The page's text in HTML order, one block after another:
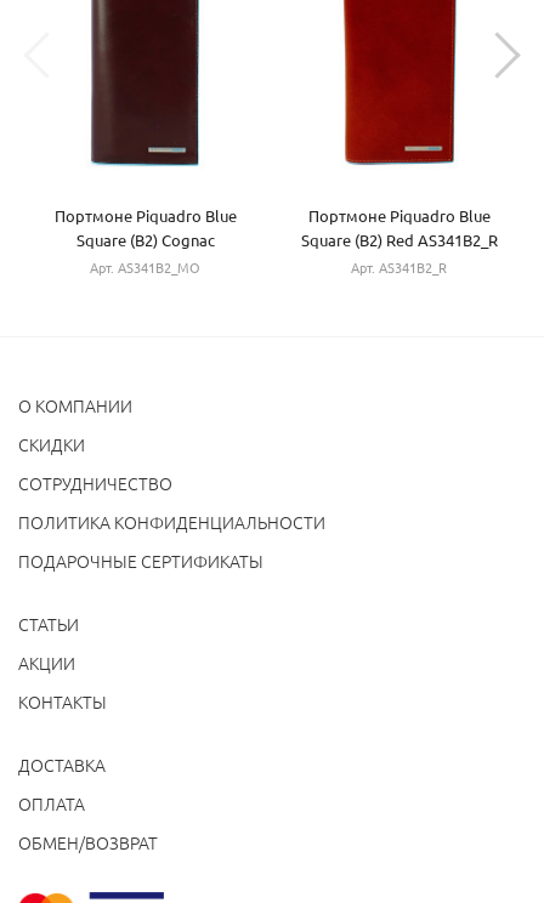
Портмоне Piquadro Blue
Square (B2) Cognac
AS341B2_MO
Арт. AS341B2_MO
Портмоне Piquadro Blue
Square (B2) Red AS341B2_R
Арт. AS341B2_R
О КОМПАНИИ
CКИДКИ
СОТРУДНИЧЕСТВО
ПОЛИТИКА КОНФИДЕНЦИАЛЬНОСТИ
ПОДАРОЧНЫЕ СЕРТИФИКАТЫ
СТАТЬИ
АКЦИИ
КОНТАКТЫ
ДОСТАВКА
ОПЛАТА
ОБМЕН/ВОЗВРАТ